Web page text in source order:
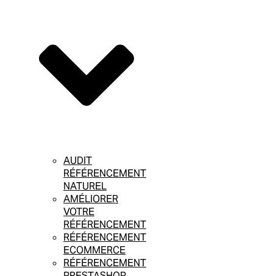
AUDIT
RÉFÉRENCEMENT
NATUREL
AMÉLIORER
VOTRE
RÉFÉRENCEMENT
RÉFÉRENCEMENT
ECOMMERCE
RÉFÉRENCEMENT